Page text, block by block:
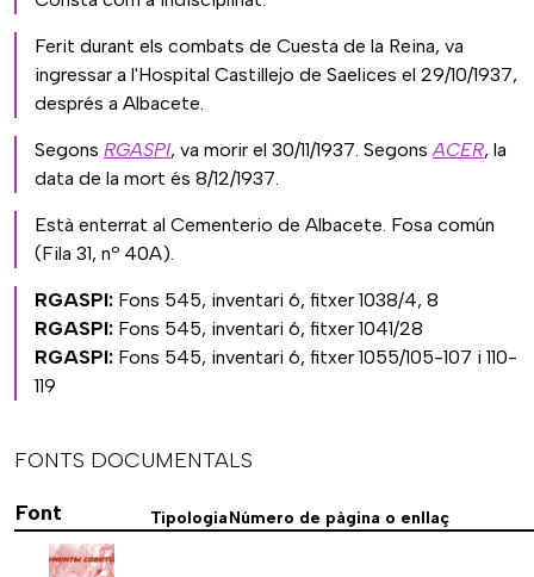
Ferit durant els combats de Cuesta de la Reina, va
ingressar a l'Hospital Castillejo de Saelices el 29/10/1937,
després a Albacete.
Segons RGASPI, va morir el 30/11/1937. Segons ACER, la
data de la mort és 8/12/1937.
Està enterrat al Cementerio de Albacete. Fosa común
(Fila 31, nº 40A).
RGASPI: Fons 545, inventari 6, fitxer 1038/4, 8
RGASPI: Fons 545, inventari 6, fitxer 1041/28
RGASPI: Fons 545, inventari 6, fitxer 1055/105-107 i 110-
119
FONTS DOCUMENTALS
Font
TipologiaNúmero de pàgina o enllaç